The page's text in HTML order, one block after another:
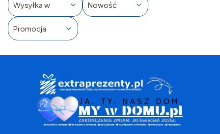
Wysyłka w Nowość
Promocja